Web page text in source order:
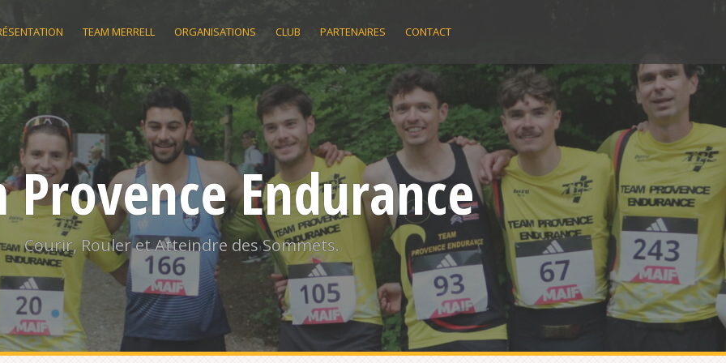
TEAM MERRELL ORGANISATIONS CLUB PARTENAIRES CONTACT
Provence Endurance
Courir, Rouler et Atteindre des Sommets.